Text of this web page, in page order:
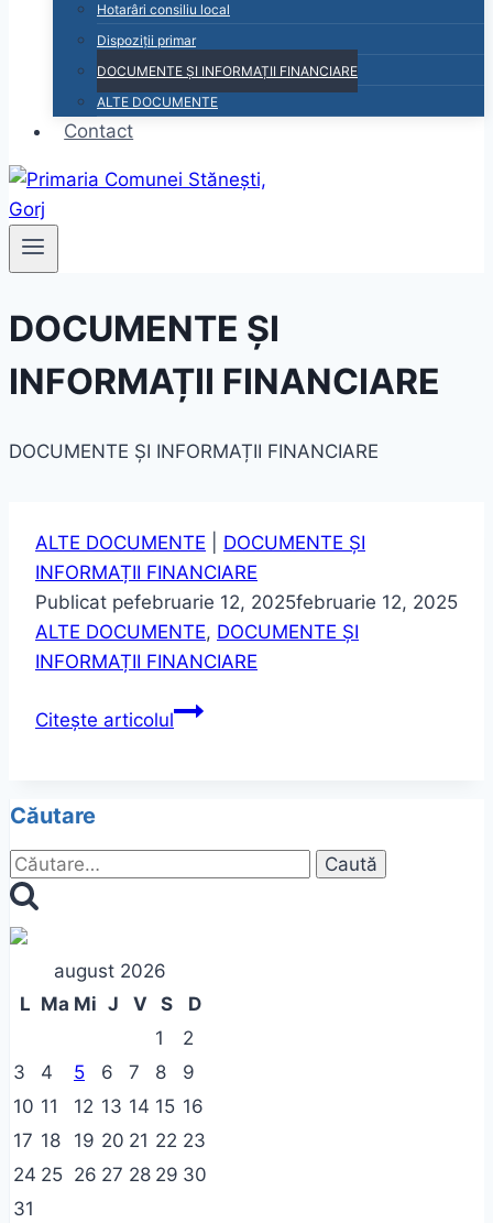
Hotarâri consiliu local
Dispoziții primar
DOCUMENTE ȘI INFORMAȚII FINANCIARE
ALTE DOCUMENTE
Contact
DOCUMENTE ȘI
INFORMAȚII FINANCIARE
DOCUMENTE ȘI INFORMAȚII FINANCIARE
ALTE DOCUMENTE
DOCUMENTE ȘI
INFORMAȚII FINANCIARE
Publicat pefebruarie 12, 2025februarie 12, 2025
ALTE DOCUMENTE, DOCUMENTE ȘI
INFORMAȚII FINANCIARE
Citește articolul
Căutare
Caută
după:
august 2026
L Ma Mi J V S
D
1
2
3
4 5 6 7 8
9
10 11 12 13 14 15 16
17 18 19 20 21 22 23
24 25 26 27 28 29 30
31